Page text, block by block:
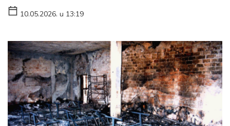
10.05.2026. u 13:19